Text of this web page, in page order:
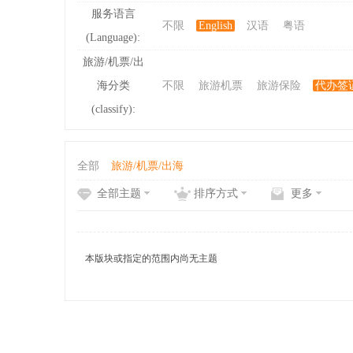
服务语言
(Language):
不限 English 汉语 粤语
旅游/机票/出
海分类
(classify):
不限 旅游机票 旅游保险 代办签
全部 旅游/机票/出海
全部主题 排序方式 更多
本版块或指定的范围内尚无主题